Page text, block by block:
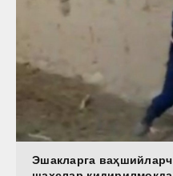
Эшакларга